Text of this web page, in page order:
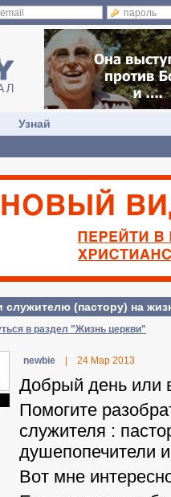
Узнай
служителю (пастору) на
в раздел "Жизнь церкви"
newbie 24 Мар 2013
Добрый день или
Помогите
служителя :
душепопечители
Вот мне